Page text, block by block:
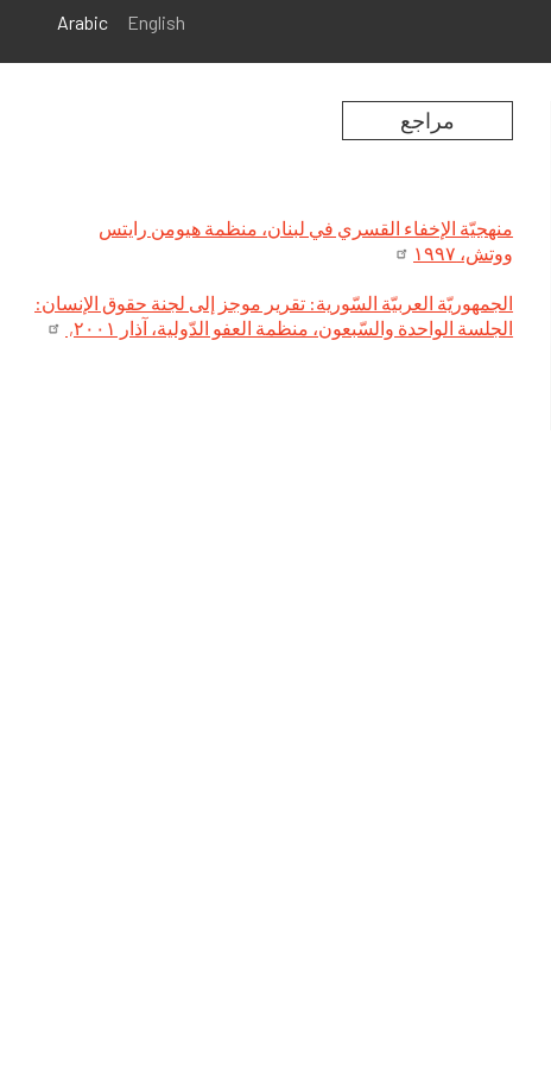
English
Arabic
مراجع
منهجيّة الإخفاء القسري في لبنان، منظمة هيومن رايتس
ووتش، ۱۹۹۷
الجمهوريّة العربيّة السّورية: تقرير موجز إلى لجنة حقوق الإنسان:
الجلسة الواحدة والسّبعون، منظمة العفو الدّولية، آذار ۲۰۰۱,